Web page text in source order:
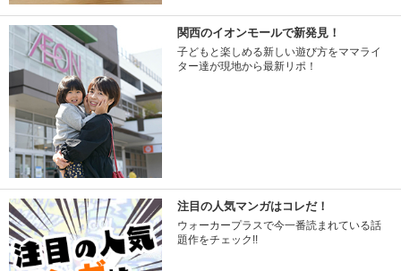
関西のイオンモールで新発見！
子どもと楽しめる新しい遊び方をママライ
ター達が現地から最新リポ！
注目の人気マンガはコレだ！
ウォーカープラスで今一番読まれている話
題作をチェック!!